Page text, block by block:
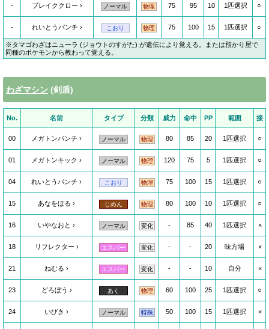
- ブレイククロー ノーマル 物理 75 95 10 1匹選択 ○
- れいとうパンチ こおり 物理 75 100 15 1匹選択 ○
※タマゴわざはニューラ (ジョウトのすがた) が遺伝により覚える。または預かり屋で
同種のポケモンから教わって覚える。
わざマシン (剣盾)
No. 名前 タイプ 分類 威力 命中 PP 範囲 接
00 メガトンパンチ ノーマル 物理 80 85 20 1匹選択 ○
01 メガトンキック ノーマル 物理 120 75 5 1匹選択 ○
04 れいとうパンチ こおり 物理 75 100 15 1匹選択 ○
15 あなをほる じめん 物理 80 100 10 1匹選択 ○
16 いやなおと ノーマル 変化 - 85 40 1匹選択 ×
18 リフレクター エスパー 変化 - - 20 味方場 ×
21 ねむる エスパー 変化 - - 10 自分 ×
23 どろぼう あく 物理 60 100 25 1匹選択 ○
24 いびき ノーマル 特殊 50 100 15 1匹選択 ×